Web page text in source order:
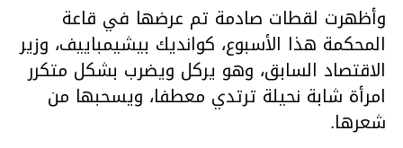
وأظهرت لقطات صادمة تم عرضها في قاعة
المحكمة هذا الأسبوع، كوانديك بيشيمباييف، وزير
الاقتصاد السابق، وهو يركل ويضرب بشكل متكرر
امرأة شابة نحيلة ترتدي معطفا، ويسحبها من
شعرها.